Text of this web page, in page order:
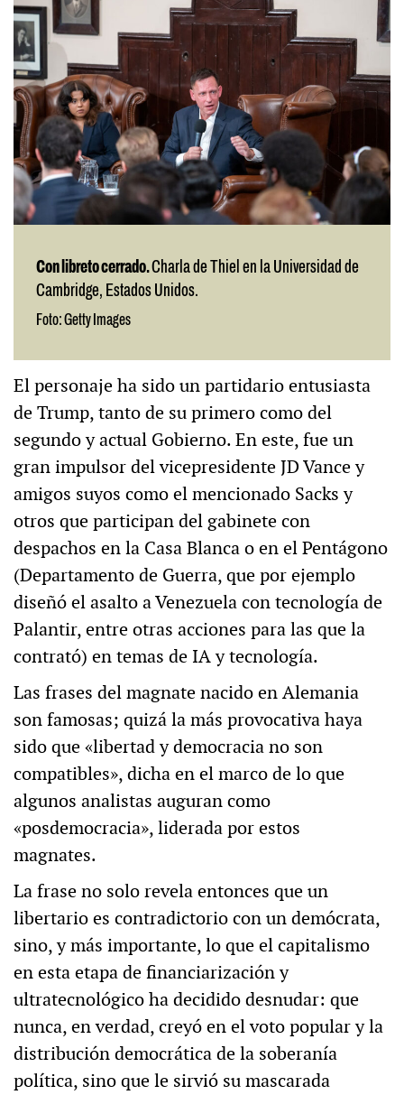
Con libreto cerrado.Charla de Thiel en la Universidad de
Cambridge, Estados Unidos.
Foto: Getty Images
El personaje ha sido un partidario entusiasta
de Trump, tanto de su primero como del
segundo y actual Gobierno. En este, fue un
gran impulsor del vicepresidente JD Vance y
amigos suyos como el mencionado Sacks y
otros que participan del gabinete con
despachos en la Casa Blanca o en el Pentágono
(Departamento de Guerra, que por ejemplo
diseñó el asalto a Venezuela con tecnología de
Palantir, entre otras acciones para las que la
contrató) en temas de IA y tecnología.
Las frases del magnate nacido en Alemania
son famosas; quizá la más provocativa haya
sido que «libertad y democracia no son
compatibles», dicha en el marco de lo que
algunos analistas auguran como
«posdemocracia», liderada por estos
magnates.
La frase no solo revela entonces que un
libertario es contradictorio con un demócrata,
sino, y más importante, lo que el capitalismo
en esta etapa de financiarización y
ultratecnológico ha decidido desnudar: que
nunca, en verdad, creyó en el voto popular y la
distribución democrática de la soberanía
política, sino que le sirvió su mascarada